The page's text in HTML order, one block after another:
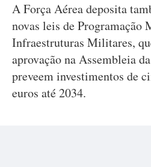
A Força Aérea deposita
novas leis de Programação
Infraestruturas Militares,
aprovação na Assembleia
preveem investimentos de
euros até 2034.